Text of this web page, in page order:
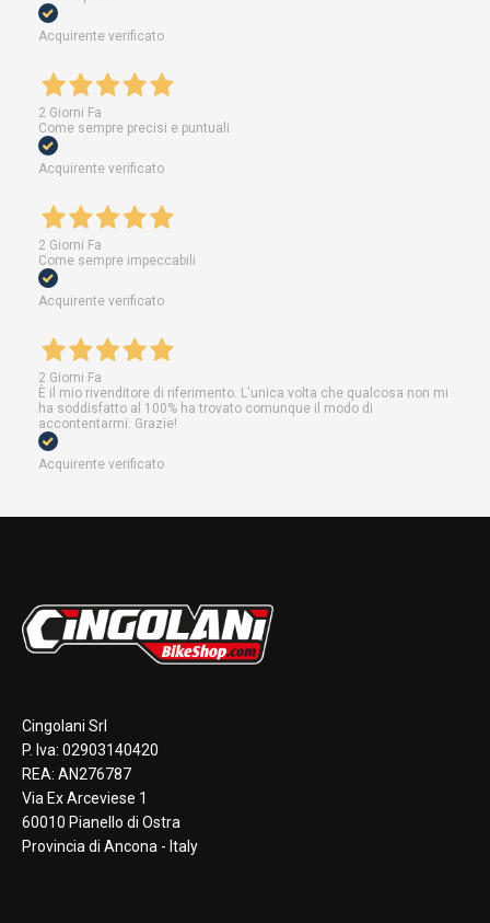
Acquirente verificato
2 Giorni Fa
Come sempre precisi e puntuali
Acquirente verificato
2 Giorni Fa
Come sempre impeccabili
Acquirente verificato
2 Giorni Fa
È il mio rivenditore di riferimento. L'unica volta che qualcosa non mi
ha soddisfatto al 100% ha trovato comunque il modo di
accontentarmi. Grazie!
Acquirente verificato
Cingolani Srl
P. Iva: 02903140420
REA: AN276787
Via Ex Arceviese 1
60010 Pianello di Ostra
Provincia di Ancona - Italy